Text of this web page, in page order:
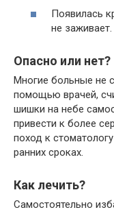
Появилась
не заживает.
Опасно или нет?
Многие больные не
помощью врачей,
шишки на небе
привести к более
поход к
ранних сроках.
Как лечить?
Самостоятельно